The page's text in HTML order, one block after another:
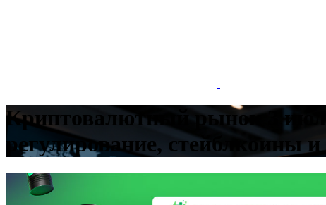
Криптовалютный рынок 3
регулирование, стейблкоины